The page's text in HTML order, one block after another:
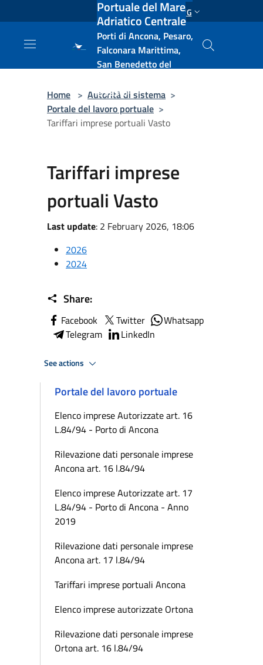
Salta al contenuto principale ENG
Portuale del Mare
Adriatico Centrale
Porti di Ancona, Pesaro,
Falconara Marittima,
San Benedetto del
e Vasto
Home > Autorità di sistema >
Portale del lavoro portuale >
Tariffari imprese portuali Vasto
Tariffari imprese
portuali Vasto
Last update: 2 February 2026, 18:06
2026
2024
Share:
Facebook Twitter
Whatsapp
Telegram
LinkedIn
See actions
Portale del lavoro portuale
Elenco imprese Autorizzate art. 16
L.84/94 - Porto di Ancona
Rilevazione dati personale imprese
Ancona art. 16 l.84/94
Elenco imprese Autorizzate art. 17
L.84/94 - Porto di Ancona - Anno
2019
Rilevazione dati personale imprese
Ancona art. 17 l.84/94
Tariffari imprese portuali Ancona
Elenco imprese autorizzate Ortona
Rilevazione dati personale imprese
Ortona art. 16 l.84/94